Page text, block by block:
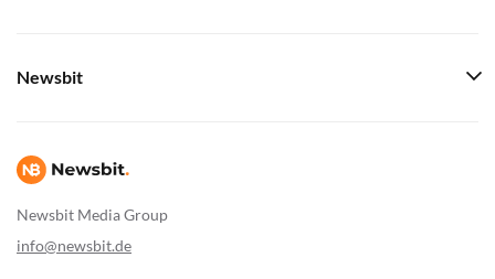
Newsbit Media Group
info@newsbit.de
Newsbit